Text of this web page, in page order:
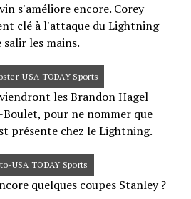
s'améliore encore. Corey
clé à l'attaque du Lightning
salir les mains.
USA TODAY Sports
les Brandon Hagel
pour ne nommer que
présente chez le Lightning.
USA TODAY Sports
quelques coupes Stanley ?